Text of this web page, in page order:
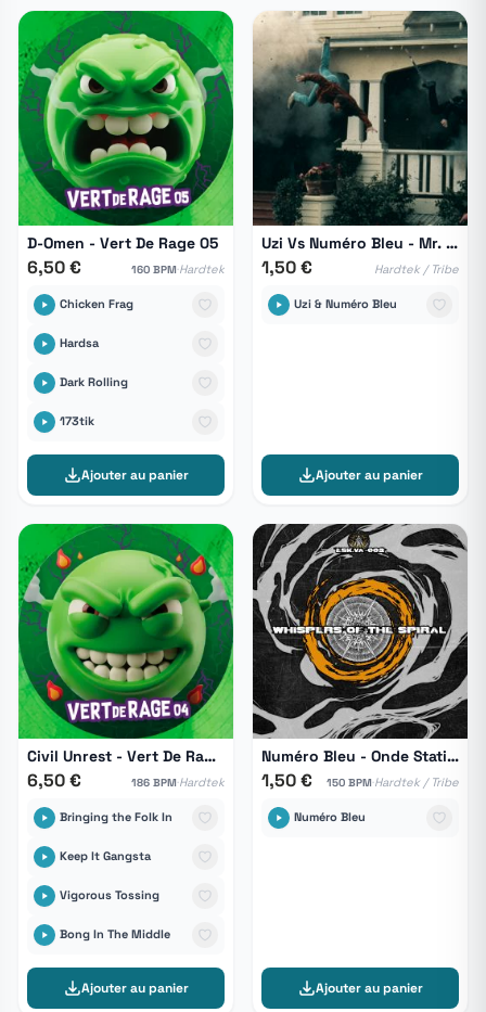
D-Omen - Vert De Rage 05
6,50 € 160 BPM·Hardtek
Chicken Frag
Hardsa
Dark Rolling
173tik
Ajouter au panier
Uzi Vs Numéro Bleu - Mr. Benedict
1,50 € Hardtek / Tribe
Uzi & Numéro Bleu
Ajouter au panier
Civil Unrest - Vert De Rage 04
6,50 € 186 BPM·Hardtek
Bringing the Folk In
Keep It Gangsta
Vigorous Tossing
Bong In The Middle
Ajouter au panier
Numéro Bleu - Onde Stationnaire
1,50 € 150 BPM·Hardtek / Tribe
Numéro Bleu
Ajouter au panier